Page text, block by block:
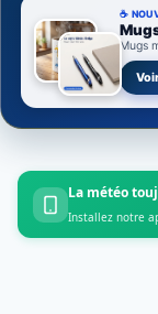
☕
Mugs
La météo
Installez notre